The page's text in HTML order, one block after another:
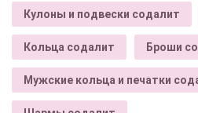
Кулоны и подвески содалит
Кольца содалит Броши
Мужские кольца и печатки